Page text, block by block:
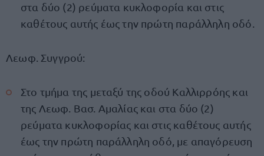
στα δύο (2) ρεύματα κυκλοφορία και στις
καθέτους αυτής έως την πρώτη παράλληλη οδό.
Λεωφ. Συγγρού:
Στο τμήμα της μεταξύ της οδού Καλλιρρόης και
της Λεωφ. Βασ. Αμαλίας και στα δύο (2)
ρεύματα κυκλοφορίας και στις καθέτους αυτής
έως την πρώτη παράλληλη οδό, με απαγόρευση